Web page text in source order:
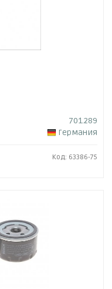
701.289
Германия
Код: 63386-75